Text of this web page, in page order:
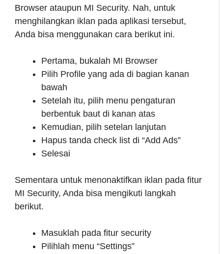
Browser ataupun MI Security. Nah, untuk
menghilangkan iklan pada aplikasi tersebut,
Anda bisa menggunakan cara berikut ini.
Pertama, bukalah MI Browser
Pilih Profile yang ada di bagian kanan
bawah
Setelah itu, pilih menu pengaturan
berbentuk baut di kanan atas
Kemudian, pilih setelan lanjutan
Hapus tanda check list di “Add Ads”
Selesai
Sementara untuk menonaktifkan iklan pada fitur
MI Security, Anda bisa mengikuti langkah
berikut.
Masuklah pada fitur security
Pilihlah menu “Settings”